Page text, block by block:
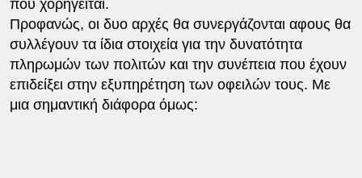
που χορηγείται.
Προφανώς, οι δυο αρχές θα συνεργάζονται αφους θα
συλλέγουν τα ίδια στοιχεία για την δυνατότητα
πληρωμών των πολιτών και την συνέπεια που έχουν
επιδείξει στην εξυπηρέτηση των οφειλών τους. Με
μια σημαντική διάφορα όμως: